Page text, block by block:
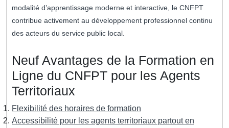
modalité d’apprentissage moderne et interactive, le CNFPT
contribue activement au développement professionnel continu
des acteurs du service public local.
Neuf Avantages de la Formation en
Ligne du CNFPT pour les Agents
Territoriaux
Flexibilité des horaires de formation
Accessibilité pour les agents territoriaux partout en